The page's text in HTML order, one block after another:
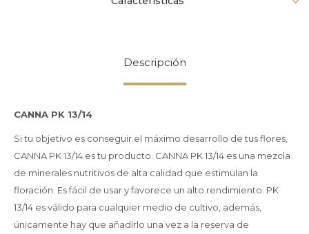
Descripción
CANNA PK 13/14
Si tu objetivo es conseguir el máximo desarrollo de tus flores,
CANNA PK 13/14 es tu producto. CANNA PK 13/14 es una mezcla
de minerales nutritivos de alta calidad que estimulan la
floración. Es fácil de usar y favorece un alto rendimiento. PK
13/14 es válido para cualquier medio de cultivo, además,
únicamente hay que añadirlo una vez a la reserva de